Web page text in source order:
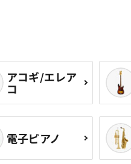
アコギ/エレア
コ
電子ピアノ